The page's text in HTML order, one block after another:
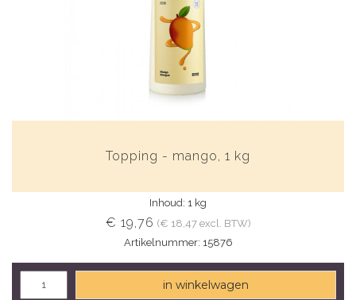
Topping - mango, 1 kg
Inhoud: 1 kg
€ 19,76 (€ 18,47 excl. BTW)
Artikelnummer: 15876
in winkelwagen